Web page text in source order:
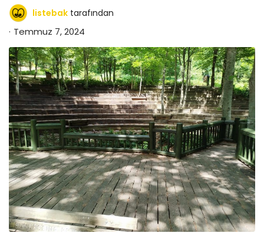
listebak tarafından
Temmuz 7, 2024